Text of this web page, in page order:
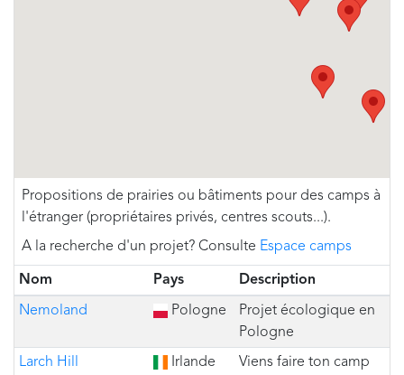
Propositions de prairies ou bâtiments pour des camps à
l'étranger (propriétaires privés, centres scouts...).
A la recherche d'un projet? Consulte Espace camps
Nom Pays Description
Nemoland Pologne
Projet écologique en
Pologne
Larch Hill Irlande Viens faire ton camp